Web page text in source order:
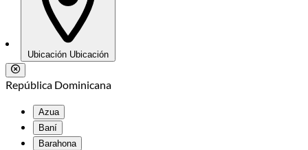
Ubicación Ubicación
República Dominicana
Azua
Baní
Barahona